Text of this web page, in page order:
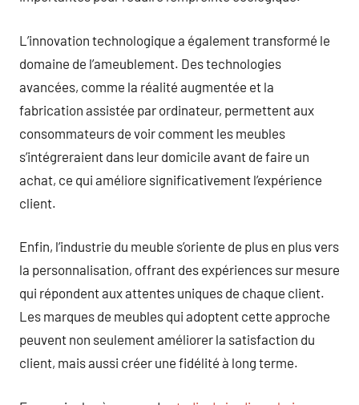
L’innovation technologique a également transformé le
domaine de l’ameublement. Des technologies
avancées, comme la réalité augmentée et la
fabrication assistée par ordinateur, permettent aux
consommateurs de voir comment les meubles
s’intégreraient dans leur domicile avant de faire un
achat, ce qui améliore significativement l’expérience
client.
Enfin, l’industrie du meuble s’oriente de plus en plus vers
la personnalisation, offrant des expériences sur mesure
qui répondent aux attentes uniques de chaque client.
Les marques de meubles qui adoptent cette approche
peuvent non seulement améliorer la satisfaction du
client, mais aussi créer une fidélité à long terme.